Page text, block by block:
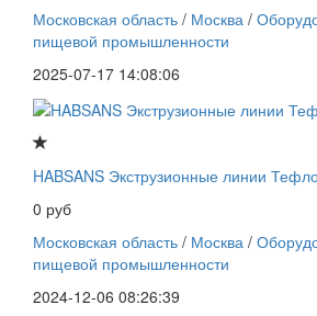
Московская область / Москва /
пищевой промышленности
2025-07-17 14:08:06
HABSANS Экструзионные линии
0 руб
Московская область / Москва /
пищевой промышленности
2024-12-06 08:26:39